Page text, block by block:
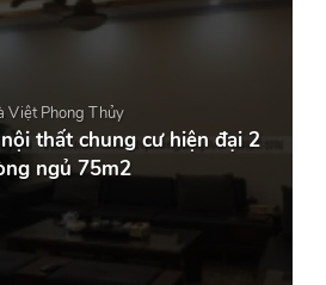
Việt Phong Thủy
thất chung cư hiện đại 2
ngủ 75m2